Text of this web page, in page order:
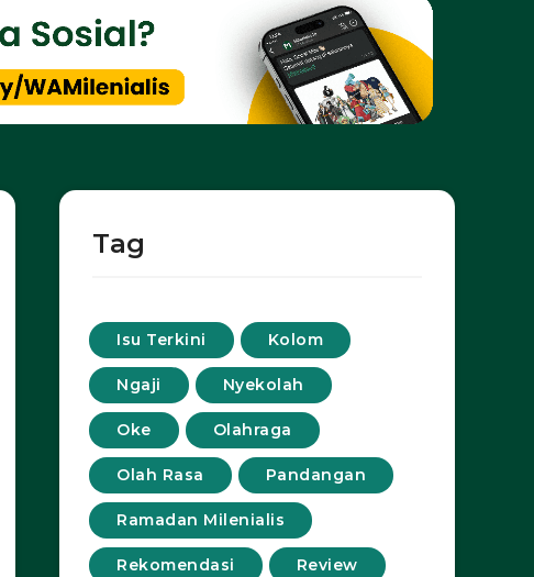
Tag
Isu Terkini Kolom
Ngaji Nyekolah
Oke Olahraga
Olah Rasa Pandangan
Ramadan Milenialis
Rekomendasi Review